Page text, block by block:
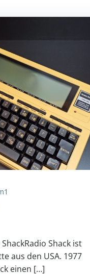
Shack ist
aus den USA. 1977
einen […]